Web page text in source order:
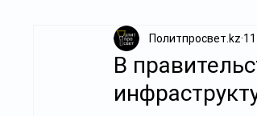
Политпросвет.kz
В
Политпросвет.kz